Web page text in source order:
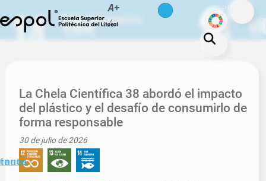
Pasar al contenido principal
A+
A-
esen
ODS
Educación
Vida politécnica
Investigación
Nuestra Huella
Transparencia
Vida Submarina
La Chela Científica 38 abordó el impacto
del plástico y el desafío de consumirlo de
forma responsable
30 de julio de 2026